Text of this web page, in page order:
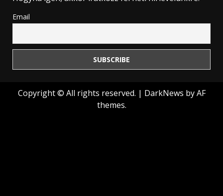
Email
Copyright © All rights reserved. | DarkNews by AF
themes.